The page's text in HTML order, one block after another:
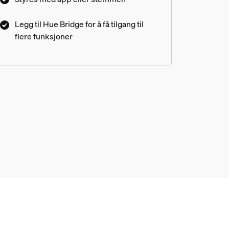
Legg til Hue Bridge for å få tilgang til
flere funksjoner